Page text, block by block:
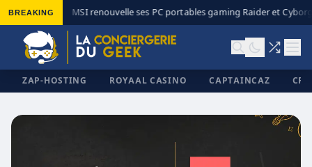
BREAKING MSI renouvelle ses PC portables gaming Raider et
ZAP-HOSTING ROYAAL CASINO CAPTAINCAZ